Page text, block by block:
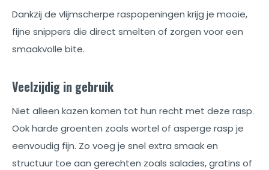
Dankzij de vlijmscherpe raspopeningen krijg je mooie,
fijne snippers die direct smelten of zorgen voor een
smaakvolle bite.
Veelzijdig in gebruik
Niet alleen kazen komen tot hun recht met deze rasp.
Ook harde groenten zoals wortel of asperge rasp je
eenvoudig fijn. Zo voeg je snel extra smaak en
structuur toe aan gerechten zoals salades, gratins of